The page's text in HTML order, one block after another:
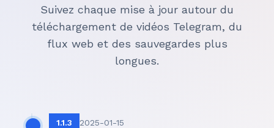
Suivez chaque mise à jour autour du
téléchargement de vidéos Telegram, du
flux web et des sauvegardes plus
longues.
1.1.3 2025-01-15